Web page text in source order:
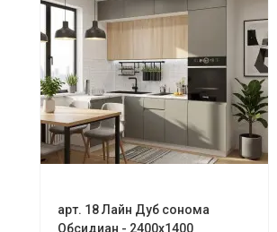
арт. 18 Лайн Дуб сонома
Обсидиан - 2400х1400